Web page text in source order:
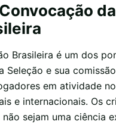
da
Brasileira é um dos
Seleção e sua
em atividade
e internacionais. Os
sejam uma ciência